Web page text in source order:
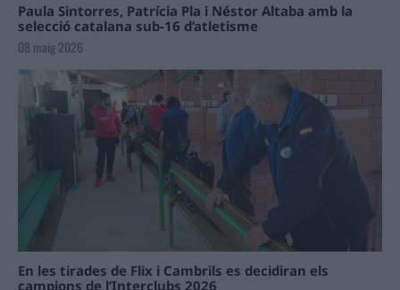
Paula Sintorres, Patrícia Pla i Néstor Altaba amb la
selecció catalana sub-16 d’atletisme
08 maig 2026
En les tirades de Flix i Cambrils es decidiran els
campions de l’Interclubs 2026